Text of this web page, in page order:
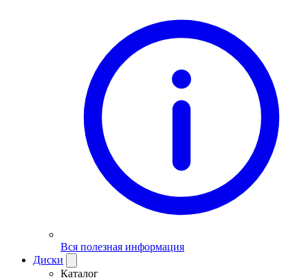
Вся полезная информация
Диски
Каталог